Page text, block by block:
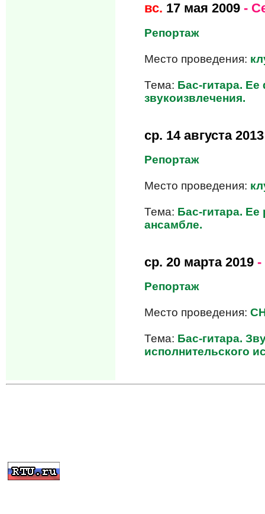
вс. 17 мая 2009 -
Репортаж
Место проведения:
Тема: Бас-гитара.
звукоизвлечения.
ср. 14 августа 2013
Репортаж
Место проведения:
Тема: Бас-гитара.
ансамбле.
ср. 20 марта 2019 -
Репортаж
Место проведения:
Тема: Бас-гитара.
исполнительского